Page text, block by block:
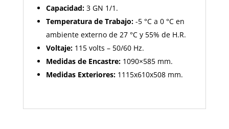
Capacidad:3 GN 1/1.
Temperatura de Trabajo:-5 °C a 0 °C en
ambiente externo de 27 °C y 55% de H.R.
Voltaje:115 volts – 50/60 Hz.
Medidas de Encastre:1090×585 mm.
Medidas Exteriores:1115x610x508 mm.